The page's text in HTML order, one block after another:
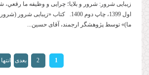
اول 1399، چاپ دوم 1400. کتاب «زیبایی
ما)» توسط پژوهشگر ارجمند، آقای حسین...
1
2 بعدی